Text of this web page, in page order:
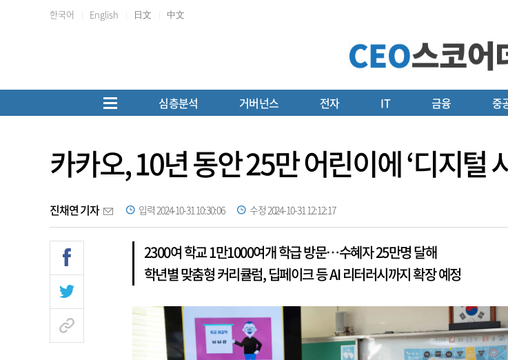
한국어 English 日文 中文
심층분석 거버넌스 전자 IT 금융 중
카카오, 10년 동안 25만 어린이에 ‘디지털
진채연 기자 입력 2024-10-31 10:30:06 수정 2024-10-31 12:12:17
2300여 학교 1만1000여개 학급 방문…수혜자 25만명 달해
학년별 맞춤형 커리큘럼, 딥페이크 등 AI 리터러시까지 확장 예정